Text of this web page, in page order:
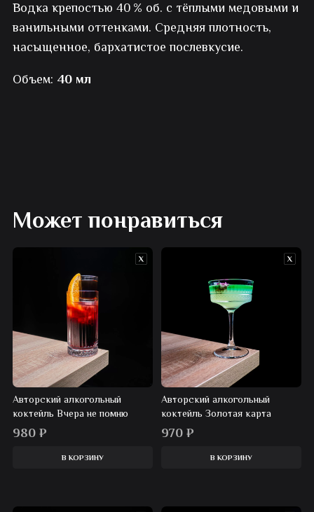
Хорта
Водка крепостью 40 % об. с тёплыми медовыми и
ванильными оттенками. Средняя плотность,
насыщенное, бархатистое послевкусие.
Объем: 40 мл
Может понравиться
Авторский алкогольный
коктейль Вчера не помню
980 ₽
В КОРЗИНУ
Авторский алкогольный
коктейль Золотая карта
970₽
В КОРЗИНУ